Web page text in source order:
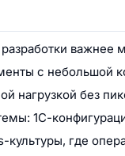
важнее
с небольшой
нагрузкой без
1С-
культуры, где